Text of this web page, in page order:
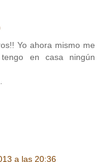
Yo ahora mismo me
en casa ningún
a las 20:36